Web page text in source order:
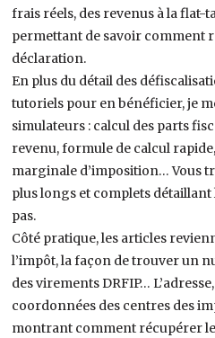
frais réels, des revenus à la flat-
permettant de savoir comment
déclaration.
En plus du détail des
tutoriels pour en bénéficier, je
simulateurs : calcul des parts
revenu, formule de calcul
marginale d’imposition… Vous
plus longs et complets détaillant
pas.
Côté pratique, les articles
l’impôt, la façon de trouver un
des virements DRFIP…
coordonnées des centres des
montrant comment récupérer